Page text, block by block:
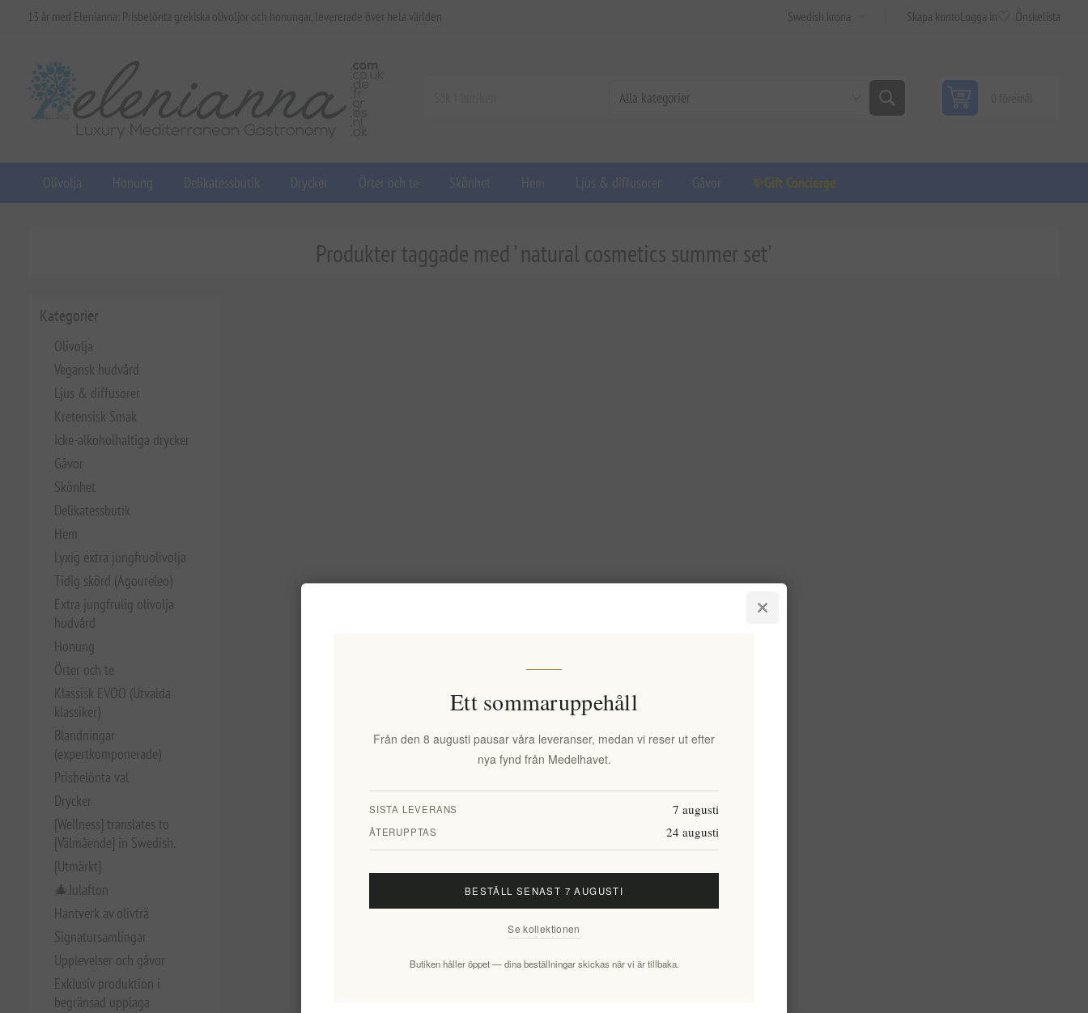
13 år med Elenianna: Prisbelönta grekiska olivoljor och honungar, levererade över hela världen Skapa kontoLogga in Önskelista
Olivolja Honung Delikatessbutik Drycker Örter och te Skönhet Hem Ljus & diffusorer Gåvor ✨Gift Concierge
Kategorier
Olivolja
Vegansk hudvård
Ljus & diffusorer
Kretensisk Smak
Icke-alkoholhaltiga drycker
Gåvor
Skönhet
Delikatessbutik
Hem
Lyxig extra jungfruolivolja
Tidig skörd (Agoureleo)
Extra jungfrulig olivolja
hudvård
Honung
Örter och te
Klassisk EVOO (Utvalda
klassiker)
Blandningar
(expertkomponerade)
Prisbelönta val
Drycker
[Wellness] translates to
[Välmående] in Swedish.
[Utmärkt]
🎄Julafton
Hantverk av olivträ
Signatursamlingar
Upplevelser och gåvor
Exklusiv produktion i
begränsad upplaga
Produkter taggade med ' natural cosmetics summer set'
Ett sommaruppehåll
Från den 8 augusti pausar våra leveranser, medan vi reser ut efter
nya fynd från Medelhavet.
SISTA LEVERANS 7 augusti
ÅTERUPPTAS 24 augusti
BESTÄLL SENAST 7 AUGUSTI
Se kollektionen
Butiken håller öppet — dina beställningar skickas när vi är tillbaka.